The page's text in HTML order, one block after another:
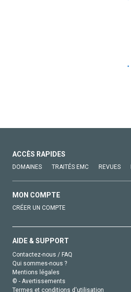
·
ACCÈS RAPIDES
DOMAINES TRAITÉS EMC REVUES
MON COMPTE
CRÉER UN COMPTE
AIDE & SUPPORT
Contactez-nous / FAQ
Qui sommes-nous ?
Mentions légales
© - Avertissements
Termes et conditions d'utilisation